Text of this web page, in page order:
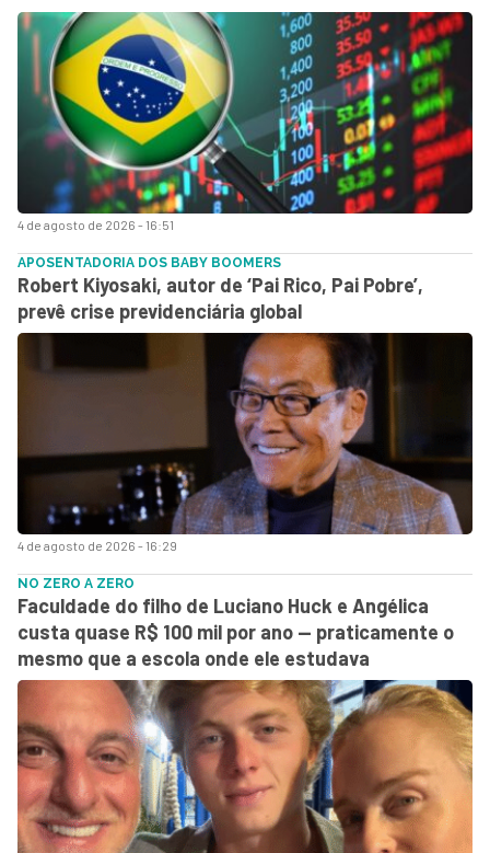
4 de agosto de 2026 - 16:51
4 de agosto de 2026 - 16:29
APOSENTADORIA DOS BABY BOOMERS
Robert Kiyosaki, autor de ‘Pai Rico, Pai Pobre’,
prevê crise previdenciária global
NO ZERO A ZERO
Faculdade do filho de Luciano Huck e Angélica
custa quase R$ 100 mil por ano — praticamente o
mesmo que a escola onde ele estudava